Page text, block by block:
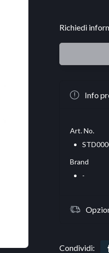
Richiedi
Info
Art. No.
Brand
-
Condividi: